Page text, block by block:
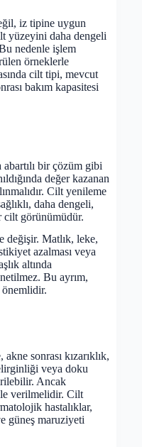
iz tipine uygun
yüzeyini daha dengeli
nedenle işlem
örneklerle
cilt tipi, mevcut
bakım kapasitesi
bir çözüm gibi
değer kazanan
Cilt yenileme
daha dengeli,
cilt görünümüdür.
değişir. Matlık, leke,
azalması veya
altında
Bu ayrım,
sonrası kızarıklık,
veya doku
Ancak
verilmelidir. Cilt
hastalıklar,
güneş maruziyeti